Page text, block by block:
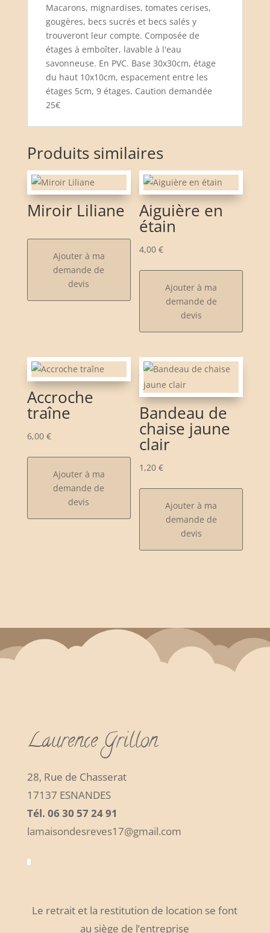
Macarons, mignardises, tomates cerises,
gougères, becs sucrés et becs salés y
trouveront leur compte. Composée de
étages à emboîter, lavable à l'eau
savonneuse. En PVC. Base 30x30cm, étage
du haut 10x10cm, espacement entre les
étages 5cm, 9 étages. Caution demandée
25€
Produits similaires
Miroir Liliane
Ajouter à ma
demande de
devis
Aiguière en
étain
4,00€
Ajouter à ma
demande de
devis
Accroche
traîne
6,00 €
Ajouter à ma
demande de
devis
Bandeau de
chaise jaune
clair
1,20€
Ajouter à ma
demande de
devis
Laurence Grillon
28, Rue de Chasserat
17137 ESNANDES
Tél. 06 30 57 24 91
lamaisondesreves17@gmail.com
Le retrait et la restitution de location se font
au siège de l’entreprise